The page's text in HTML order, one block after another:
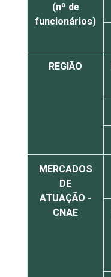
(nº de
funcionários)
REGIÃO
MERCADOS
DE
ATUAÇÃO -
CNAE